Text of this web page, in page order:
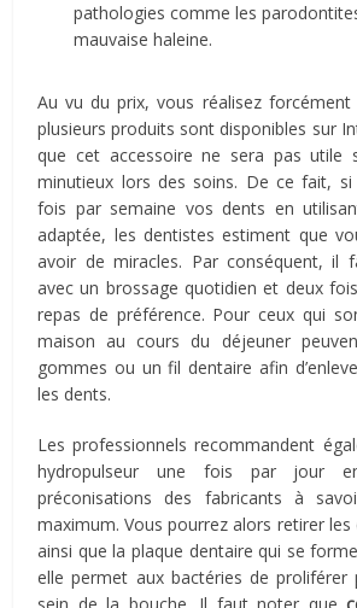
pathologies comme les
mauvaise haleine.
Au vu du prix, vous réalisez
plusieurs produits sont disponibles sur
que cet accessoire ne sera pas utile
minutieux lors des soins. De ce fait,
fois par semaine vos dents en
adaptée, les dentistes estiment que
avoir de miracles. Par conséquent, il
avec un brossage quotidien et deux
repas de préférence. Pour ceux qui
maison au cours du déjeuner
gommes ou un fil dentaire afin
les dents.
Les professionnels recommandent
hydropulseur une fois par jour
préconisations des fabricants à
maximum. Vous pourrez alors retirer les
ainsi que la plaque dentaire qui se
elle permet aux bactéries de proliférer